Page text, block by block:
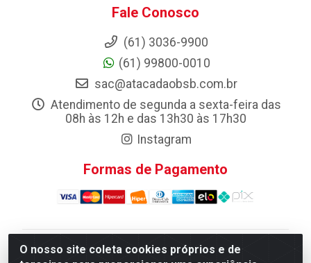
O nosso site coleta cookies próprios e de
Fale Conosco
(61) 3036-9900
(61) 99800-0010
sac@atacadaobsb.com.br
Atendimento de segunda a sexta-feira das
08h às 12h e das 13h30 às 17h30
Instagram
Formas de Pagamento
Atacadao da Limpeza F. Pereira Queiroz Comercio e